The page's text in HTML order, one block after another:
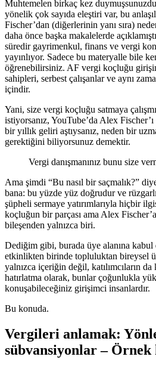
Muhtemelen birkaç kez
yönelik çok sayıda eleştiri var, bu
Fischer’dan (diğerlerinin yanı sıra)
daha önce başka makalelerde
süredir gayrimenkul, finans ve vergi
yayınlıyor. Sadece bu materyalle bile
öğrenebilirsiniz. AF vergi koçluğu
sahipleri, serbest çalışanlar ve aynı
içindir.
Yani, size vergi koçluğu satmaya
istiyorsanız, YouTube’da Alex
bir yıllık geliri aştıysanız, neden bir
gerektiğini biliyorsunuz demektir.
Vergi danışmanınız bunu size
Ama şimdi “Bu nasıl bir saçmalık?”
bana: bu yüzde yüz doğrudur ve
şüpheli sermaye yatırımlarıyla hiçbir
koçluğun bir parçası ama Alex
bileşenden yalnızca biri.
Dediğim gibi, burada üye alanına kabul
etkinlikten birinde topluluktan bireysel
yalnızca içeriğin değil, katılımcıların
hatırlatma olarak, bunlar çoğunlukla
konuşabileceğiniz girişimci insanlardır.
Bu konuda.
Vergileri anlamak:
sübvansiyonlar – Örnek